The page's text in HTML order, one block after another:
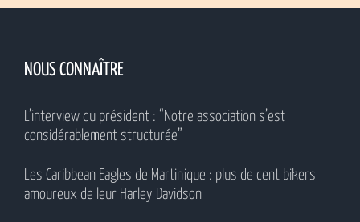
NOUS CONNAÎTRE
L’interview du président : “Notre association s’est
considérablement structurée”
Les Caribbean Eagles de Martinique : plus de cent bikers
amoureux de leur Harley Davidson